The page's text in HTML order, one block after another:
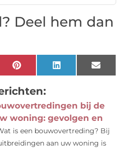
Deel hem dan
PinterestLinkedIn Email
bij de
woning: gevolgen en
is een bouwovertreding? Bij
aan uw woning is